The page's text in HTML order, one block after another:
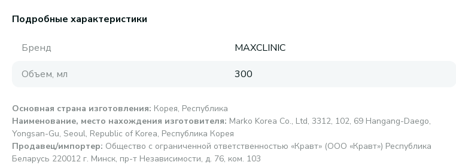
Подробные характеристики
Бренд
MAXCLINIC
Объем, мл
300
Основная страна изготовления: Корея, Республика
Наименование, место нахождения изготовителя: Marko Korea Co., Ltd, 3312, 102, 69 Hangang-Daego,
Yongsan-Gu, Seoul, Republic of Korea, Республика Корея
Продавец/импортер: Общество с ограниченной ответственностью «Кравт» (ООО «Кравт») Республика
Беларусь 220012 г. Минск, пр-т Независимости, д. 76, ком. 103